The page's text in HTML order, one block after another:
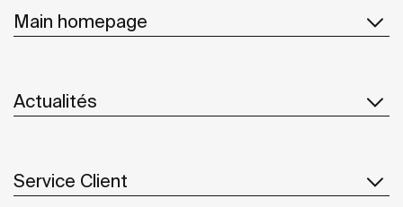
Main homepage
Actualités
Service Client